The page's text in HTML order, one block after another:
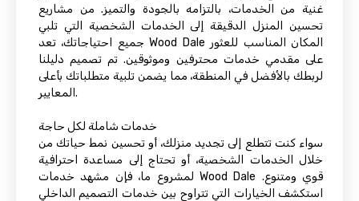
غنية من الخدمات، بالتزامه بالجودة والتميز. من مشاريع
تحسين المنزل الدقيقة إلى الخدمات الشخصية التي تلبي
جميع احتياجاتك، تعد Wood Dale المكان المناسب للعثور
على مقدمي خدمات محترفين وموثوقين. تم تصميم دليلنا
لربطك بالأفضل في المنطقة، مما يضمن تلبية متطلباتك بأعلى
المعايير.
خدمات شاملة لكل حاجة
سواء كنت تتطلع إلى تجديد منزلك، أو تحسين نمط حياتك من
خلال الخدمات الشخصية، أو تحتاج إلى مساعدة احترافية
لمشروع ما، فإن مشهد خدمات Wood Dale قوي ومتنوع.
استكشف الخيارات التي تتراوح بين خدمات التصميم الداخلي